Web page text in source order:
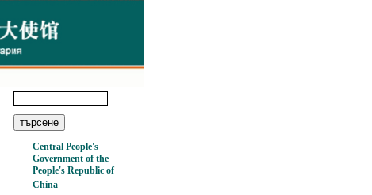
Central People's
Government of the
People's Republic of
China